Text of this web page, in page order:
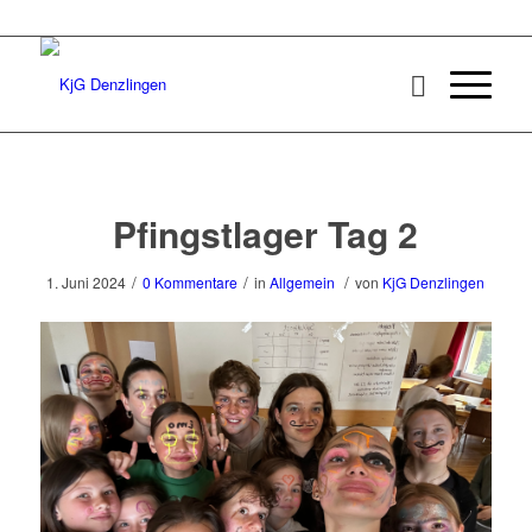
Pfingstlager Tag 2
1. Juni 2024 / 0 Kommentare / inAllgemein / von KjG Denzlingen